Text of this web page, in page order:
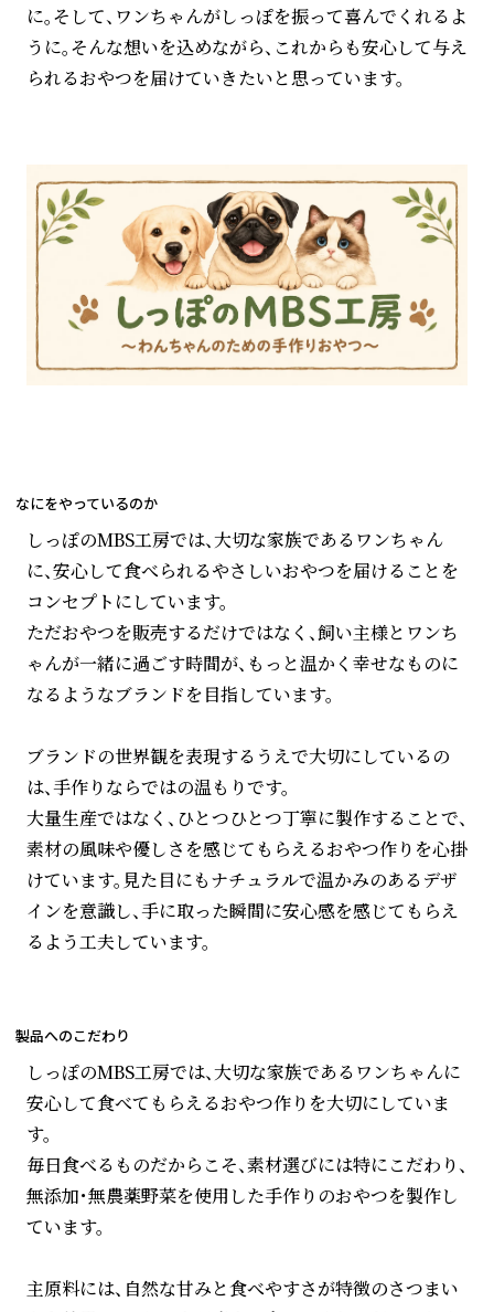
に。そして、ワンちゃんがしっぽを振って喜んでくれるよ
うに。そんな想いを込めながら、これからも安心して与え
られるおやつを届けていきたいと思っています。
なにをやっているのか
しっぽのMBS工房では、大切な家族であるワンちゃん
に、安心して食べられるやさしいおやつを届けることを
コンセプトにしています。
ただおやつを販売するだけではなく、飼い主様とワンち
ゃんが一緒に過ごす時間が、もっと温かく幸せなものに
なるようなブランドを目指しています。
ブランドの世界観を表現するうえで大切にしているの
は、手作りならではの温もりです。
大量生産ではなく、ひとつひとつ丁寧に製作することで、
素材の風味や優しさを感じてもらえるおやつ作りを心掛
けています。見た目にもナチュラルで温かみのあるデザ
インを意識し、手に取った瞬間に安心感を感じてもらえ
るよう工夫しています。
製品へのこだわり
しっぽのMBS工房では、大切な家族であるワンちゃんに
安心して食べてもらえるおやつ作りを大切にしていま
す。
毎日食べるものだからこそ、素材選びには特にこだわり、
無添加・無農薬野菜を使用した手作りのおやつを製作し
ています。
主原料には、自然な甘みと食べやすさが特徴のさつまい